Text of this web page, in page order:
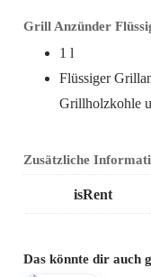
Grill Anzünder
1 l
Flüssiger
Grillholzkohle
Zusätzliche
isRent
Das könnte dir auch